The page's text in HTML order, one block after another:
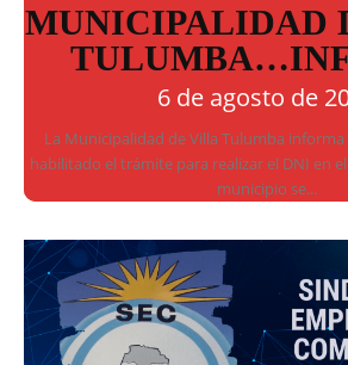
MUNICIPALIDAD
6 de agosto de
La Municipalidad de Villa Tulumba
habilitado el trámite para realizar el DNI en
municipio se...